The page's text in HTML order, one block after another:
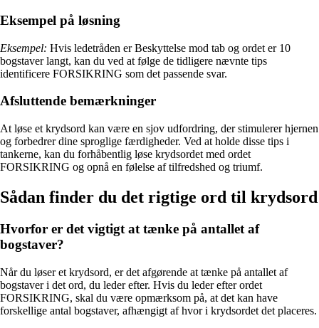
Eksempel på løsning
Eksempel: Hvis ledetråden er Beskyttelse mod tab og ordet er 10
bogstaver langt, kan du ved at følge de tidligere nævnte tips
identificere FORSIKRING som det passende svar.
Afsluttende bemærkninger
At løse et krydsord kan være en sjov udfordring, der stimulerer hjernen
og forbedrer dine sproglige færdigheder. Ved at holde disse tips i
tankerne, kan du forhåbentlig løse krydsordet med ordet
FORSIKRING og opnå en følelse af tilfredshed og triumf.
Sådan finder du det rigtige ord til krydsord
Hvorfor er det vigtigt at tænke på antallet af
bogstaver?
Når du løser et krydsord, er det afgørende at tænke på antallet af
bogstaver i det ord, du leder efter. Hvis du leder efter ordet
FORSIKRING, skal du være opmærksom på, at det kan have
forskellige antal bogstaver, afhængigt af hvor i krydsordet det placeres.